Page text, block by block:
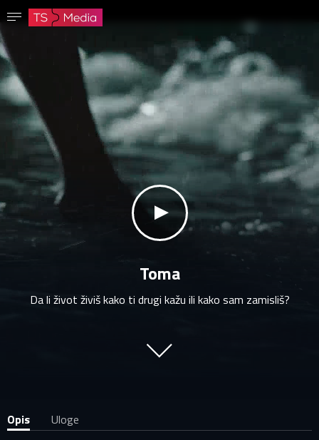
Lozinka mora imati najmanje 8 znakova, jedno veliko slovo i jedan broj.
Sačuvaj lozinku
Idi na početnu stranicu
Prijavite se
klikni za zvuk
Toma
Da li život živiš kako ti drugi kažu ili kako sam zamisliš?
Opis
Uloge